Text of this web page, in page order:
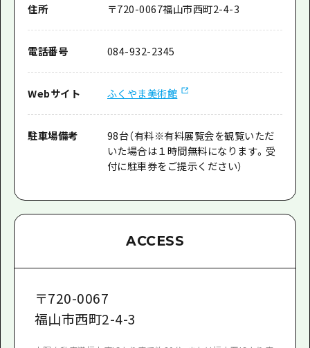
住所 〒720-0067福山市西町2-4-3
電話番号 084-932-2345
Webサイト ふくやま美術館
駐車場備考
98台（有料※有料展覧会を観覧いただ
いた場合は１時間無料になります。受
付に駐車券をご提示ください）
ACCESS
〒720-0067
福山市西町2-4-3